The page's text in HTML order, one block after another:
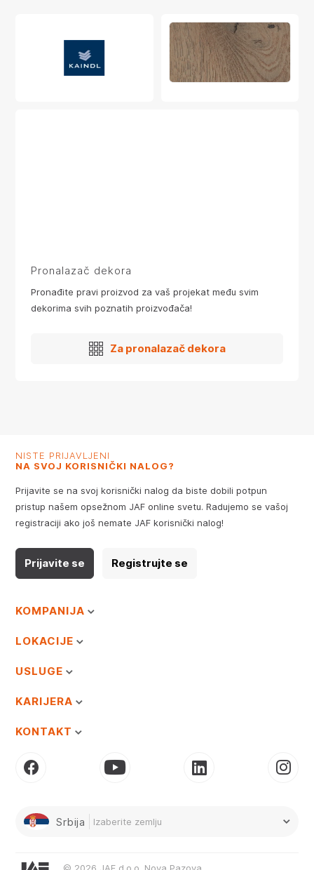
Pronalazač dekora
Pronađite pravi proizvod za vaš projekat među svim
dekorima svih poznatih proizvođača!
Za pronalazač dekora
NISTE PRIJAVLJENI
NA SVOJ KORISNIČKI NALOG?
Prijavite se na svoj korisnički nalog da biste dobili potpun
pristup našem opsežnom JAF online svetu. Radujemo se vašoj
registraciji ako još nemate JAF korisnički nalog!
Prijavite se Registrujte se
KOMPANIJA
LOKACIJE
USLUGE
KARIJERA
KONTAKT
Srbija Izaberite zemlju